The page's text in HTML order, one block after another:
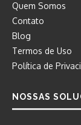
Quem Somos
Contato
Blog
Termos de Uso
Política de
NOSSAS